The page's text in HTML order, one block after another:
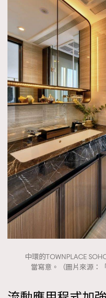
中環的TOWNPLACE
當寫意。（圖片來源：